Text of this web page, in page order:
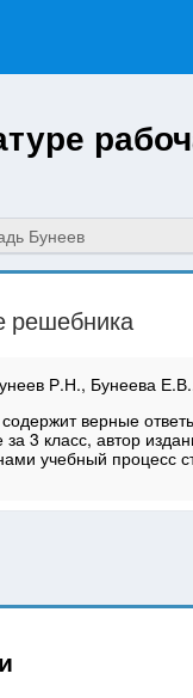
Бунеев
решебника
Р.Н., Бунеева
верные
за 3 класс, автор
учебный процесс